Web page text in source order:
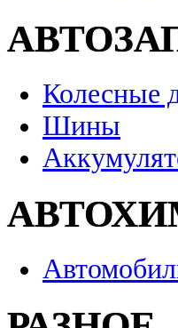
Колесные
Шины